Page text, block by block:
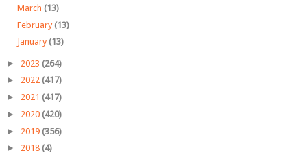
March (13)
February (13)
January (13)
► 2023 (264)
► 2022 (417)
► 2021 (417)
► 2020 (420)
► 2019 (356)
► 2018 (4)